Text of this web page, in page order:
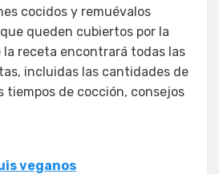
cocidos y remuévalos
queden cubiertos por la
la receta encontrará todas las
incluidas las cantidades de
tiempos de cocción, consejos
veganos